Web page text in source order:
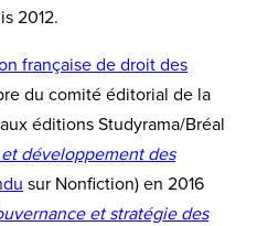
2012.
française de droit des
du comité éditorial de la
éditions Studyrama/Bréal
développement des
sur Nonfiction) en 2016
et stratégie des